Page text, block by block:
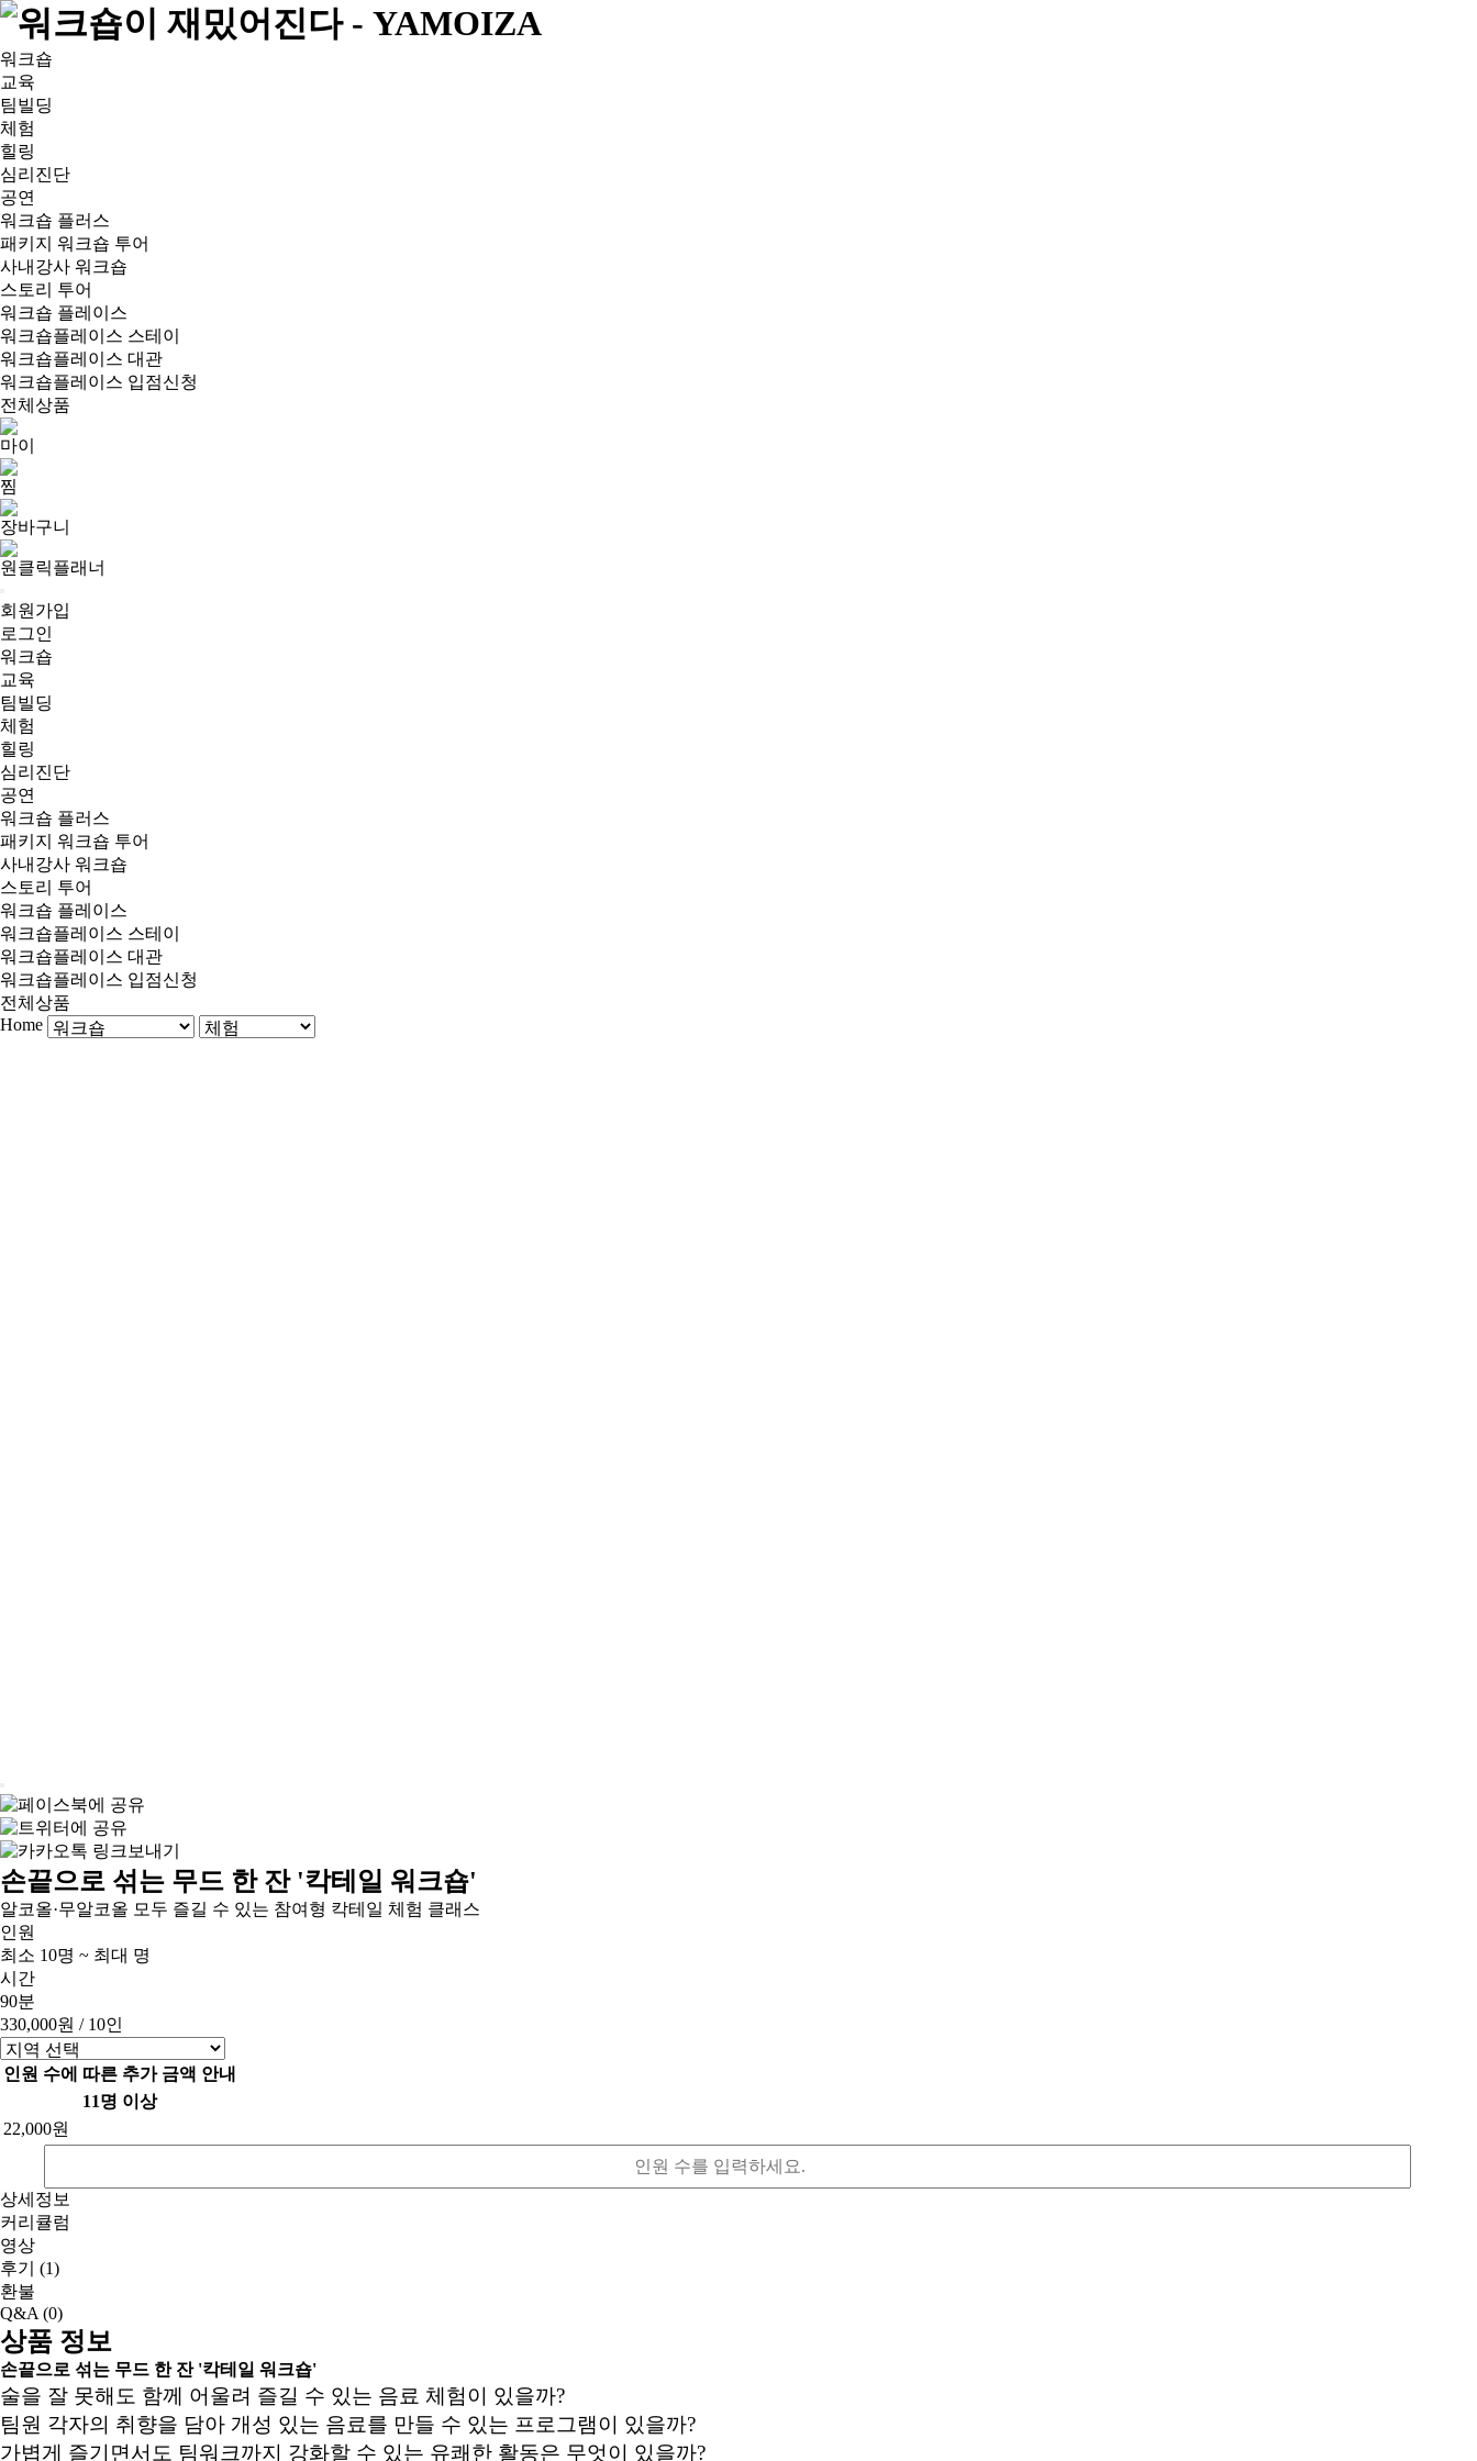
워크숍
교육
팀빌딩
체험
힐링
심리진단
공연
워크숍 플러스
패키지 워크숍 투어
사내강사 워크숍
스토리 투어
워크숍 플레이스
워크숍플레이스 스테이
워크숍플레이스 대관
워크숍플레이스 입점신청
전체상품
마이
찜
장바구니
원클릭플래너
회원가입
로그인
워크숍
교육
팀빌딩
체험
힐링
심리진단
공연
워크숍 플러스
패키지 워크숍 투어
사내강사 워크숍
스토리 투어
워크숍 플레이스
워크숍플레이스 스테이
워크숍플레이스 대관
워크숍플레이스 입점신청
전체상품
Home
손끝으로 섞는 무드 한 잔 '칵테일 워크숍'
알코올·무알코올 모두 즐길 수 있는 참여형 칵테일 체험 클래스
인원
최소 10명 ~ 최대 명
시간
90분
330,000원 / 10인
인원 수에 따른 추가 금액 안내
11명 이상
22,000원
상세정보
커리큘럼
영상
후기 (1)
환불
Q&A (0)
상품 정보
손끝으로 섞는 무드 한 잔 '칵테일 워크숍'
술을 잘 못해도 함께 어울려 즐길 수 있는 음료 체험이 있을까?
팀원 각자의 취향을 담아 개성 있는 음료를 만들 수 있는 프로그램이 있을까?
가볍게 즐기면서도 팀워크까지 강화할 수 있는 유쾌한 활동은 무엇이 있을까?